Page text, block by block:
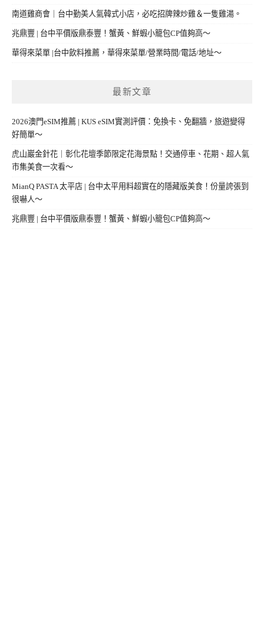
南道雞商會｜台中勤美人氣韓式小店，必吃招牌辣炒雞＆一隻雞湯。
兆鼎豐 | 台中平價版鼎泰豐！蟹黃、鮮蝦小籠包CP值夠高～
華得來菜單 |台中飲料推薦，華得來菜單/營業時間/電話/地址～
最新文章
2026澳門eSIM推薦 | KUS eSIM實測評價：免換卡、免翻牆，旅遊變得
好簡單～
虎山巖金針花｜彰化花壇季節限定花海景點！交通停車、花期、超人氣
市集美食一次看～
MianQ PASTA 太平店 | 台中太平用料超實在的隱藏版美食！份量誇張到
很嚇人～
兆鼎豐 | 台中平價版鼎泰豐！蟹黃、鮮蝦小籠包CP值夠高～